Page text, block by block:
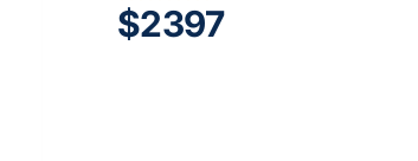
$2397